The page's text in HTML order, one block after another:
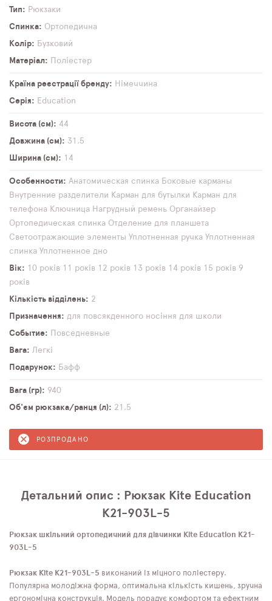
Тип
Рюкзаки
Спинка
Ортопедична
Колір
Бузковий
Матеріал
Поліестер
Країна реєстрації бренду
Німеччина
Серія
Education
Висота (см)
44
Довжина (см)
31,5
Ширина (см)
14
Особенности Анатомическая спинка Боковые карманы
Внутренние разделители Карман для бутылки Карман для
телефона Ключница Нагрудный ремень Органайзер
Ортопедическая спинка Отделение для планшета
Светоотражающие элементы Уплотненная ручка Уплотненная
спинка Уплотненное дно
Вік
10 років 11 років 12 років 13 років 14 років 15 років 9
років
Кількість відділень
2
Призначення
для повсякденного носіння для школи
Событие
Повседневные
Вага
Легкі
Подарунок
Бафф
Вага (гр)
940
Об'єм рюкзака/ранця (л)
21,5
РОЗПРОДАНО
Детальний опис : Рюкзак Kite Education
K21-903L-5
Рюкзак шкільний ортопедичний для дівчинки Kite Education K21-
903L-5
Рюкзак Kite K21-903L-5 виконаний із міцного поліестеру.
Популярна молодіжна форма, оптимальна кількість кишень, зручна
ергономічна конструкція. Модель порадує комфортом та ефектним